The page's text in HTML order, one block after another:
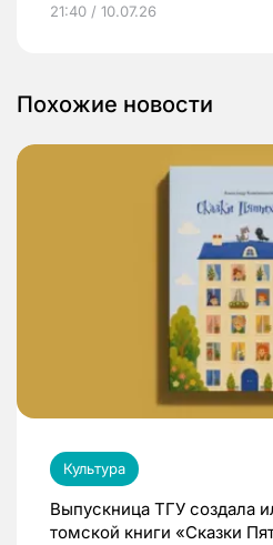
21:40 / 10.07.26
Похожие новости
Культура
Выпускница ТГУ создала
томской книги «Сказки